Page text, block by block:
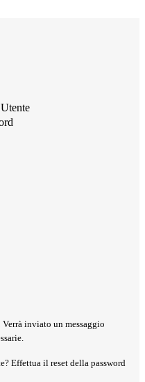
Verrà inviato un messaggio
Effettua il reset della password